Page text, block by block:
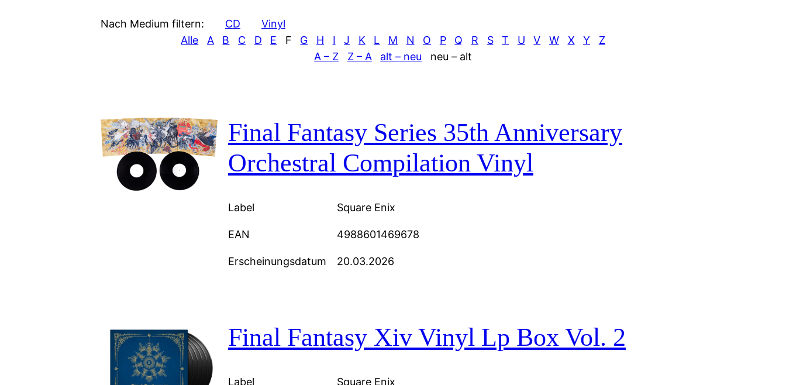
Nach Medium filtern: CD
Vinyl
Alle
A B C D E F G H I J K L M N O P Q R S T U V W X Y
Z
A – Z
Z – A alt – neu neu – alt
Final Fantasy Series 35th Anniversary
Orchestral Compilation Vinyl
Label Square Enix
EAN 4988601469678
Erscheinungsdatum 20.03.2026
Final Fantasy Xiv Vinyl Lp Box Vol. 2
Label Square Enix